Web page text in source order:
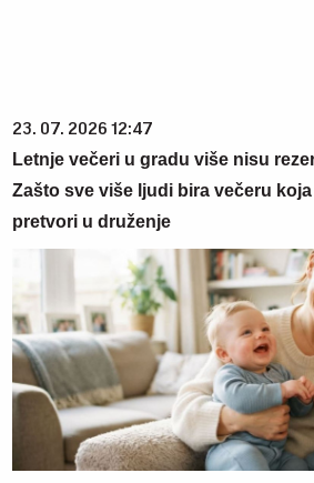
23. 07. 2026 12:47
Letnje večeri u gradu više nisu
Zašto sve više ljudi bira večeru
pretvori u druženje